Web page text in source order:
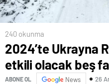
240 okunma
2024’te Ukrayna
etkili olacak beş
ABONE OL News 26